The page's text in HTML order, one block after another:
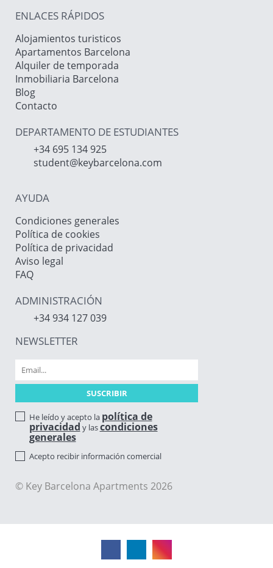
ENLACES RÁPIDOS
Alojamientos turisticos
Apartamentos Barcelona
Alquiler de temporada
Inmobiliaria Barcelona
Blog
Contacto
DEPARTAMENTO DE ESTUDIANTES
+34 695 134 925
student@keybarcelona.com
AYUDA
Condiciones generales
Política de cookies
Política de privacidad
Aviso legal
FAQ
ADMINISTRACIÓN
+34 934 127 039
NEWSLETTER
He leído y acepto la política de
privacidad y lascondiciones
generales
Acepto recibir información comercial
© Key Barcelona Apartments 2026